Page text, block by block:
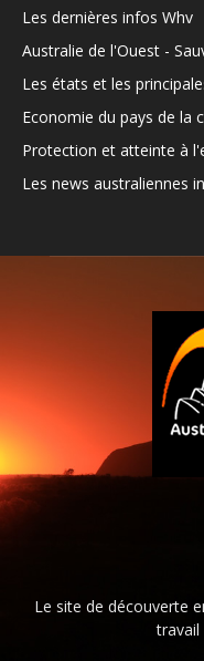
Les dernières infos Whv
Australie de l'Ouest -
Les états et les
Economie du pays de la
Protection et atteinte à
Les news australiennes
Le site de découverte
travail